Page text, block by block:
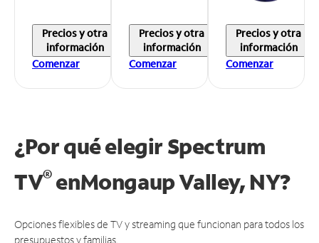
Precios y otra
información
Comenzar
Precios y otra
información
Comenzar
Precios y otra
información
Comenzar
¿Por qué elegir Spectrum
TV®enMongaup Valley, NY?
Opciones flexibles de TV y streaming que funcionan para todos los
presupuestos y familias.